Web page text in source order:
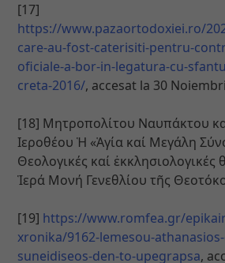
[17]
https://www.pazaortodoxiei.ro/
care-au-fost-caterisiti-pentru-
oficiale-a-bor-in-legatura-cu-
creta-2016/, accesat la 30
[18] Μητροπολίτου Ναυπάκτου
Ιεροθέου Ἡ «Ἁγία καί Μεγάλη
Θεολογικές καί ἐκκλησιολογικές
Ἱερά Μονή Γενεθλίου τῆς
[19] https://www.romfea.gr/
xronika/9162-lemesou-
suneidiseos-den-to-upegrapsa,